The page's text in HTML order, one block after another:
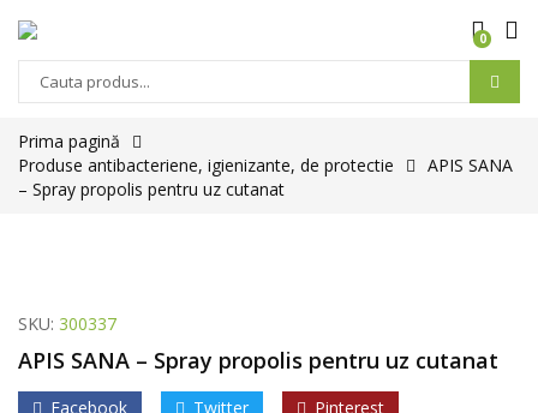
0
Prima pagină
Produse antibacteriene, igienizante, de protectie
APIS SANA
– Spray propolis pentru uz cutanat
SKU: 300337
APIS SANA – Spray propolis pentru uz cutanat
Facebook Twitter Pinterest